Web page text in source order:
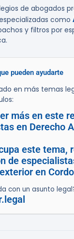
de abogados
como
y filtros por
pueden ayudarte
en más temas
más en este
en Derecho
este tema,
de
en
con un asunto